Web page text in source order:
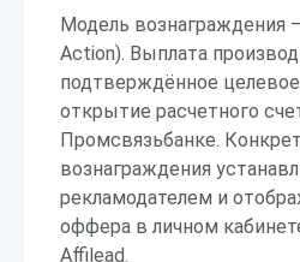
Модель вознаграждения
Action). Выплата
подтверждённое
открытие расчетного
Промсвязьбанке.
вознаграждения
рекламодателем и
оффера в личном
Affilead.